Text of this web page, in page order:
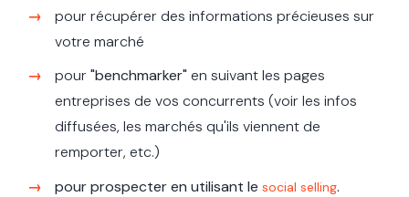
pour récupérer des informations précieuses sur
votre marché
pour"benchmarker" en suivant les pages
entreprises de vos concurrents (voir les infos
diffusées, les marchés qu'ils viennent de
remporter, etc.)
pour prospecter en utilisant le social selling.